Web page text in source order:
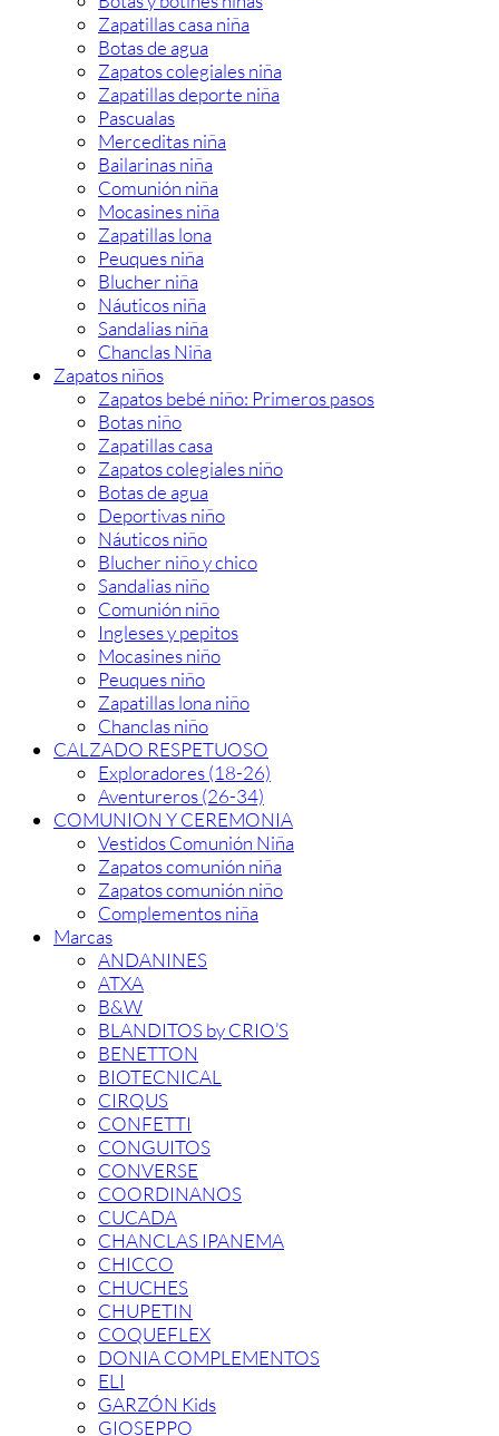
Zapatillas casa niña
Botas de agua
Zapatos colegiales niña
Zapatillas deporte niña
Pascualas
Merceditas niña
Bailarinas niña
Comunión niña
Mocasines niña
Zapatillas lona
Peuques niña
Blucher niña
Náuticos niña
Sandalias niña
Chanclas Niña
Zapatos niños
Zapatos bebé niño: Primeros pasos
Botas niño
Zapatillas casa
Zapatos colegiales niño
Botas de agua
Deportivas niño
Náuticos niño
Blucher niño y chico
Sandalias niño
Comunión niño
Ingleses y pepitos
Mocasines niño
Peuques niño
Zapatillas lona niño
Chanclas niño
CALZADO RESPETUOSO
Exploradores (18-26)
Aventureros (26-34)
COMUNION Y CEREMONIA
Vestidos Comunión Niña
Zapatos comunión niña
Zapatos comunión niño
Complementos niña
Marcas
ANDANINES
ATXA
B&W
BLANDITOS by CRIO’S
BENETTON
BIOTECNICAL
CIRQUS
CONFETTI
CONGUITOS
CONVERSE
COORDINANOS
CUCADA
CHANCLAS IPANEMA
CHICCO
CHUCHES
CHUPETIN
COQUEFLEX
DONIA COMPLEMENTOS
ELI
GARZÓN Kids
GIOSEPPO